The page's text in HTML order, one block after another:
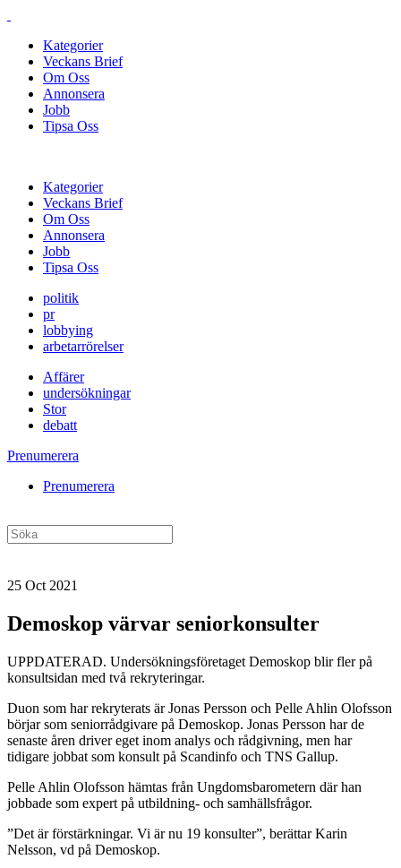
Kategorier
Veckans Brief
Om Oss
Annonsera
Jobb
Tipsa Oss
Kategorier
Veckans Brief
Om Oss
Annonsera
Jobb
Tipsa Oss
politik
pr
lobbying
arbetarrörelser
Affärer
undersökningar
Stor
debatt
Prenumerera
Prenumerera
25 Oct 2021
Demoskop värvar seniorkonsulter
UPPDATERAD. Undersökningsföretaget Demoskop blir fler på
konsultsidan med två rekryteringar.
Duon som har rekryterats är Jonas Persson och Pelle Ahlin Olofsson
börjar som seniorrådgivare på Demoskop. Jonas Persson har de
senaste åren driver eget inom analys och rådgivning, men har
tidigare jobbat som konsult på Scandinfo och TNS Gallup.
Pelle Ahlin Olofsson hämtas från Ungdomsbarometern där han
jobbade som expert på utbildning- och samhällsfrågor.
”Det är förstärkningar. Vi är nu 19 konsulter”, berättar Karin
Nelsson, vd på Demoskop.